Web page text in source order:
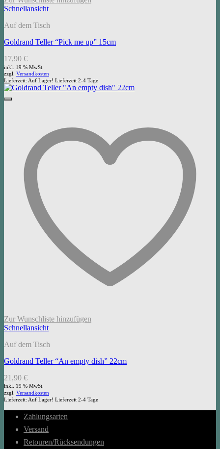
Schnellansicht
Auf dem Tisch
Goldrand Teller “Pick me up” 15cm
17,90 €
inkl. 19 % MwSt.
zzgl. Versandkosten
Lieferzeit: Auf Lager! Lieferzeit 2-4 Tage
Zur Wunschliste hinzufügen
Schnellansicht
Auf dem Tisch
Goldrand Teller “An empty dish” 22cm
21,90 €
inkl. 19 % MwSt.
zzgl. Versandkosten
Lieferzeit: Auf Lager! Lieferzeit 2-4 Tage
Zahlungsarten
Versand
Retouren/Rücksendungen